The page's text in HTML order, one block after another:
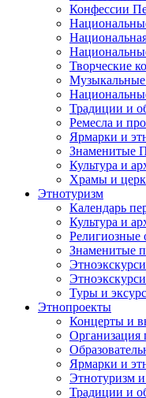
Конфессии
Творческие
Традиции и
Ремесла и
Ярмарки и
Знаменитые
Культура и
Храмы и
Этнотуризм
Календарь
Культура и
Религиозные
Знаменитые
Туры и
Этнопроекты
Концерты и
Организация
Ярмарки и
Этнотуризм
Традиции и